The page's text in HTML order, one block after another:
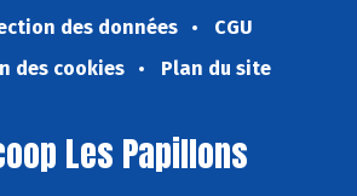
des données
CGU
des cookies
Plan du site
Les Papillons